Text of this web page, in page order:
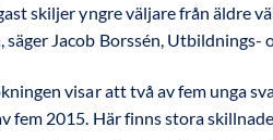
skiljer yngre väljare från äldre
säger Jacob Borssén, Utbildnings-
visar att två av fem unga
fem 2015. Här finns stora